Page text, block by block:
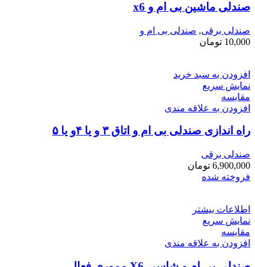
صندلی ماشین بی ام و x6
صندلی برقی, صندلی بی ام و
10,000 تومان
افزودن به سبد خرید
نمایش سریع
مقايسه
افزودن به علاقه مندی
راه اندازی صندلی بی ام و اتاق ۳ و یا ۴و یا ۵
صندلی برقی
6,900,000 تومان
فروخته شده
اطلاعات بیشتر
نمایش سریع
مقايسه
افزودن به علاقه مندی